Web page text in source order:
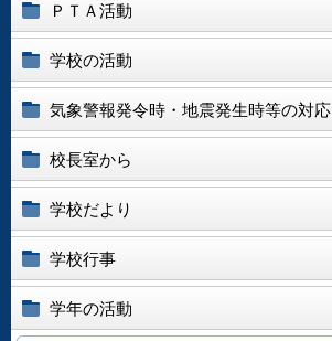
ＰＴＡ活動
学校の活動
気象警報発令時・地震発生時等の対応
校長室から
学校だより
学校行事
学年の活動